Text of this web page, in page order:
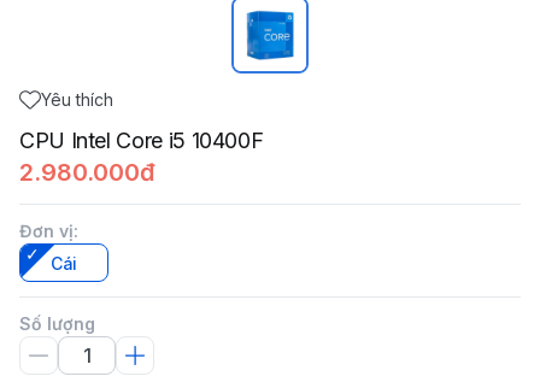
Yêu thích
CPU Intel Core i5 10400F
2.980.000đ
Đơn vị:
Cái
Số lượng